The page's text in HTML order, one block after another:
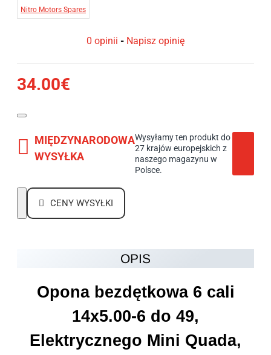
Nitro Motors Spares
0 opinii - Napisz opinię
34.00€
MIĘDZYNARODOWA
WYSYŁKA
Wysyłamy ten produkt do
27 krajów europejskich z
naszego magazynu w
Polsce.
CENY WYSYŁKI
OPIS
Opona bezdętkowa 6 cali
14x5.00-6 do 49,
Elektrycznego Mini Quada,